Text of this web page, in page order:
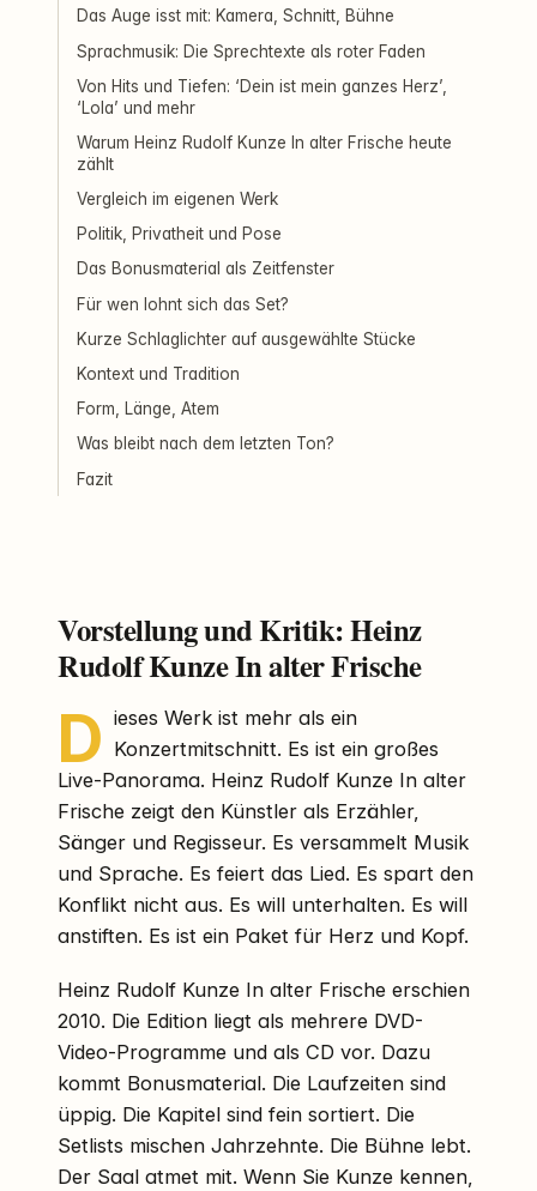
Das Auge isst mit: Kamera, Schnitt, Bühne
Sprachmusik: Die Sprechtexte als roter Faden
Von Hits und Tiefen: ‘Dein ist mein ganzes Herz’,
‘Lola’ und mehr
Warum Heinz Rudolf Kunze In alter Frische heute
zählt
Vergleich im eigenen Werk
Politik, Privatheit und Pose
Das Bonusmaterial als Zeitfenster
Für wen lohnt sich das Set?
Kurze Schlaglichter auf ausgewählte Stücke
Kontext und Tradition
Form, Länge, Atem
Was bleibt nach dem letzten Ton?
Fazit
Vorstellung und Kritik: Heinz
Rudolf Kunze In alter Frische
D ieses Werk ist mehr als ein
Konzertmitschnitt. Es ist ein großes
Live-Panorama. Heinz Rudolf Kunze In alter
Frische zeigt den Künstler als Erzähler,
Sänger und Regisseur. Es versammelt Musik
und Sprache. Es feiert das Lied. Es spart den
Konflikt nicht aus. Es will unterhalten. Es will
anstiften. Es ist ein Paket für Herz und Kopf.
Heinz Rudolf Kunze In alter Frische erschien
2010. Die Edition liegt als mehrere DVD-
Video-Programme und als CD vor. Dazu
kommt Bonusmaterial. Die Laufzeiten sind
üppig. Die Kapitel sind fein sortiert. Die
Setlists mischen Jahrzehnte. Die Bühne lebt.
Der Saal atmet mit. Wenn Sie Kunze kennen,